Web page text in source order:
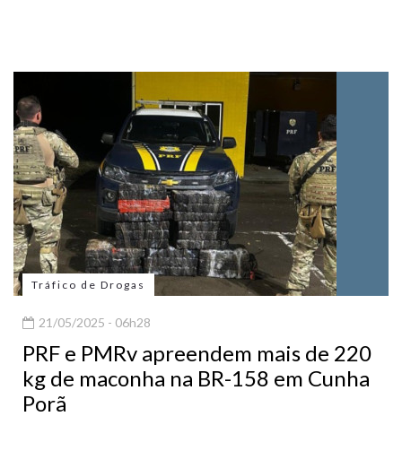
Tráfico de Drogas
21/05/2025 - 06h28
PRF e PMRv apreendem mais de 220
kg de maconha na BR-158 em Cunha
Porã